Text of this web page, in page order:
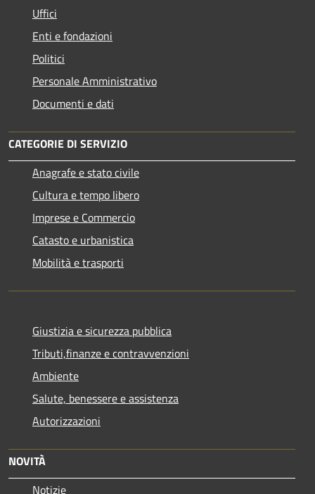
Uffici
Enti e fondazioni
Politici
Personale Amministrativo
Documenti e dati
CATEGORIE DI SERVIZIO
Anagrafe e stato civile
Cultura e tempo libero
Imprese e Commercio
Catasto e urbanistica
Mobilità e trasporti
Giustizia e sicurezza pubblica
Tributi,finanze e contravvenzioni
Ambiente
Salute, benessere e assistenza
Autorizzazioni
NOVITÀ
Notizie